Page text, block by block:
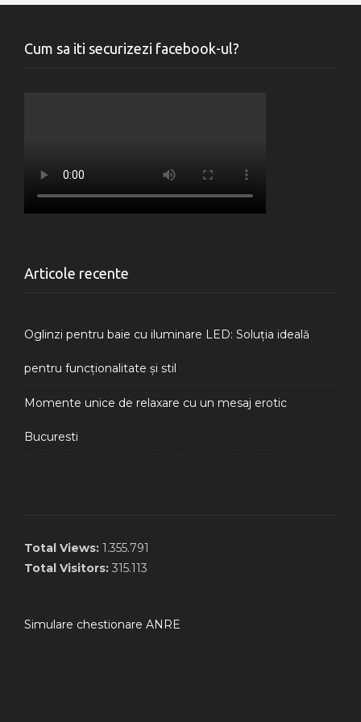
Cum sa iti securizezi facebook-ul?
Articole recente
Oglinzi pentru baie cu iluminare LED: Soluția ideală
pentru funcționalitate și stil
Momente unice de relaxare cu un mesaj erotic
Bucuresti
Total Views: 1.355.791
Total Visitors: 315.113
Simulare chestionare ANRE